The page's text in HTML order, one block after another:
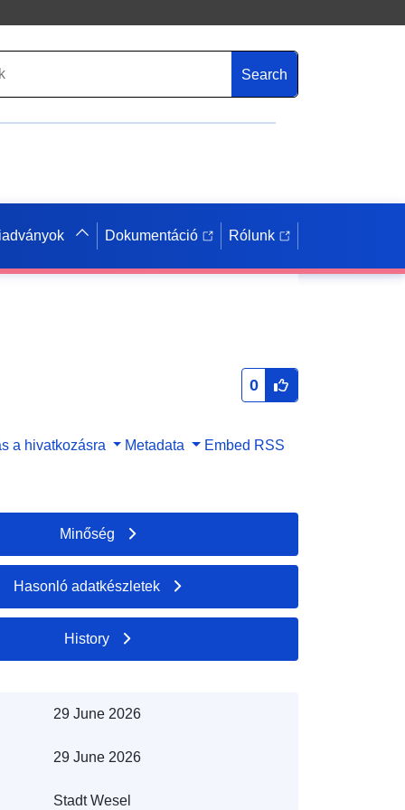
Search
Dokumentáció Rólunk
0
a hivatkozásra Metadata Embed RSS
Minőség
Hasonló adatkészletek
History
29 June 2026
29 June 2026
Stadt Wesel